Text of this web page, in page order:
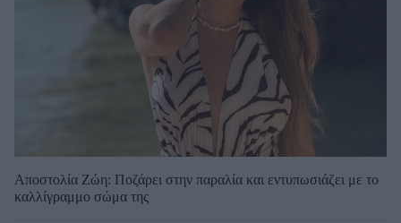
Αποστολία Ζώη: Ποζάρει στην παραλία και εντυπωσιάζει με το
καλλίγραμμο σώμα της